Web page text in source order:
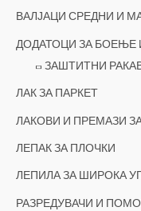
ВАЛЈАЦИ СРЕДНИ И
ДОДАТОЦИ ЗА
ЗАШТИТНИ
ЛАК ЗА ПАРКЕТ
ЛАКОВИ И ПРЕМАЗИ
ЛЕПАК ЗА ПЛОЧКИ
ЛЕПИЛА ЗА ШИРОКА
РАЗРЕДУВАЧИ И